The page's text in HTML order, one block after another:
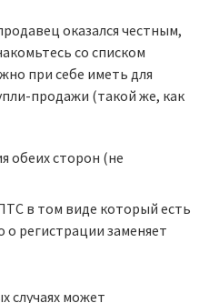
оказался честным,
со списком
при себе иметь для
продажи (такой же, как
обеих сторон (не
в том виде который есть
о регистрации заменяет
случаях может